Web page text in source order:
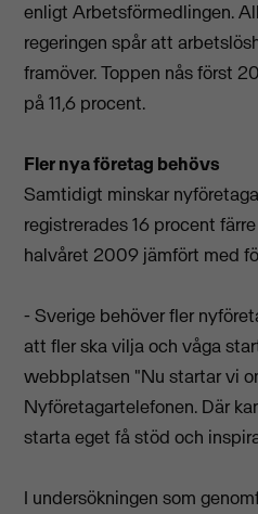
enligt Arbetsförmedlingen.
regeringen spår att
framöver. Toppen nås först
på 11,6 procent.
Fler nya företag behövs
Samtidigt minskar
registrerades 16 procent
halvåret 2009 jämfört med
- Sverige behöver fler
att fler ska vilja och våga
webbplatsen "Nu startar vi
Nyföretagartelefonen. Där
starta eget få stöd och
I undersökningen som